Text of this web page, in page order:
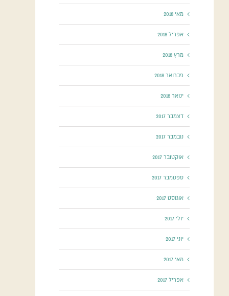
מאי 2018
אפריל 2018
מרץ 2018
פברואר 2018
ינואר 2018
דצמבר 2017
נובמבר 2017
אוקטובר 2017
ספטמבר 2017
אוגוסט 2017
יולי 2017
יוני 2017
מאי 2017
אפריל 2017